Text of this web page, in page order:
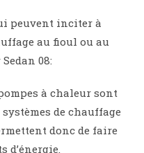
peuvent inciter à
au fioul ou au
08:
à chaleur sont
de chauffage
donc de faire
d’énergie.